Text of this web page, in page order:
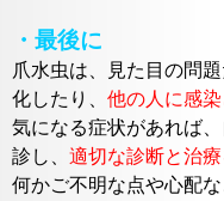
・最後に
爪水虫は、見た目の問
化したり、 他の人に感
気になる症状があれば
診し、 適切な診断と治
何かご不明な点や心配